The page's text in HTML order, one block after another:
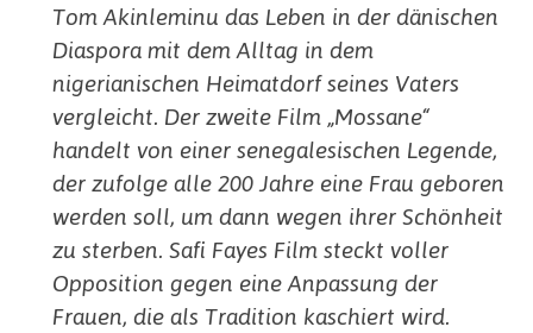
Tom Akinleminu das Leben in der dänischen
Diaspora mit dem Alltag in dem
nigerianischen Heimatdorf seines Vaters
vergleicht. Der zweite Film „Mossane“
handelt von einer senegalesischen Legende,
der zufolge alle 200 Jahre eine Frau geboren
werden soll, um dann wegen ihrer Schönheit
zu sterben. Safi Fayes Film steckt voller
Opposition gegen eine Anpassung der
Frauen, die als Tradition kaschiert wird.